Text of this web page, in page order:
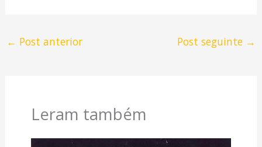
← Post anterior Post seguinte →
Leram também